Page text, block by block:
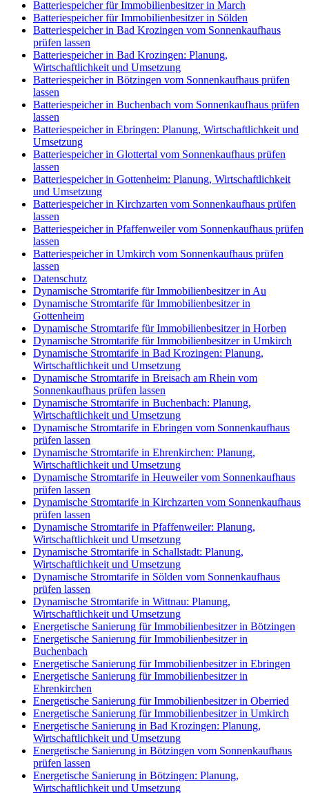
Batteriespeicher für Immobilienbesitzer in March
Batteriespeicher für Immobilienbesitzer in Sölden
Batteriespeicher in Bad Krozingen vom Sonnenkaufhaus
prüfen lassen
Batteriespeicher in Bad Krozingen: Planung,
Wirtschaftlichkeit und Umsetzung
Batteriespeicher in Bötzingen vom Sonnenkaufhaus prüfen
lassen
Batteriespeicher in Buchenbach vom Sonnenkaufhaus prüfen
lassen
Batteriespeicher in Ebringen: Planung, Wirtschaftlichkeit und
Umsetzung
Batteriespeicher in Glottertal vom Sonnenkaufhaus prüfen
lassen
Batteriespeicher in Gottenheim: Planung, Wirtschaftlichkeit
und Umsetzung
Batteriespeicher in Kirchzarten vom Sonnenkaufhaus prüfen
lassen
Batteriespeicher in Pfaffenweiler vom Sonnenkaufhaus prüfen
lassen
Batteriespeicher in Umkirch vom Sonnenkaufhaus prüfen
lassen
Datenschutz
Dynamische Stromtarife für Immobilienbesitzer in Au
Dynamische Stromtarife für Immobilienbesitzer in
Gottenheim
Dynamische Stromtarife für Immobilienbesitzer in Horben
Dynamische Stromtarife für Immobilienbesitzer in Umkirch
Dynamische Stromtarife in Bad Krozingen: Planung,
Wirtschaftlichkeit und Umsetzung
Dynamische Stromtarife in Breisach am Rhein vom
Sonnenkaufhaus prüfen lassen
Dynamische Stromtarife in Buchenbach: Planung,
Wirtschaftlichkeit und Umsetzung
Dynamische Stromtarife in Ebringen vom Sonnenkaufhaus
prüfen lassen
Dynamische Stromtarife in Ehrenkirchen: Planung,
Wirtschaftlichkeit und Umsetzung
Dynamische Stromtarife in Heuweiler vom Sonnenkaufhaus
prüfen lassen
Dynamische Stromtarife in Kirchzarten vom Sonnenkaufhaus
prüfen lassen
Dynamische Stromtarife in Pfaffenweiler: Planung,
Wirtschaftlichkeit und Umsetzung
Dynamische Stromtarife in Schallstadt: Planung,
Wirtschaftlichkeit und Umsetzung
Dynamische Stromtarife in Sölden vom Sonnenkaufhaus
prüfen lassen
Dynamische Stromtarife in Wittnau: Planung,
Wirtschaftlichkeit und Umsetzung
Energetische Sanierung für Immobilienbesitzer in Bötzingen
Energetische Sanierung für Immobilienbesitzer in
Buchenbach
Energetische Sanierung für Immobilienbesitzer in Ebringen
Energetische Sanierung für Immobilienbesitzer in
Ehrenkirchen
Energetische Sanierung für Immobilienbesitzer in Oberried
Energetische Sanierung für Immobilienbesitzer in Umkirch
Energetische Sanierung in Bad Krozingen: Planung,
Wirtschaftlichkeit und Umsetzung
Energetische Sanierung in Bötzingen vom Sonnenkaufhaus
prüfen lassen
Energetische Sanierung in Bötzingen: Planung,
Wirtschaftlichkeit und Umsetzung